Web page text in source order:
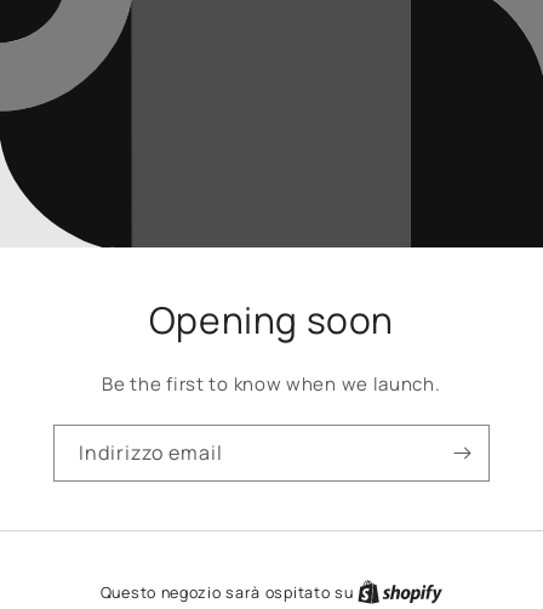
Opening soon
Be the first to know when we launch.
Indirizzo email
Questo negozio sarà ospitato su